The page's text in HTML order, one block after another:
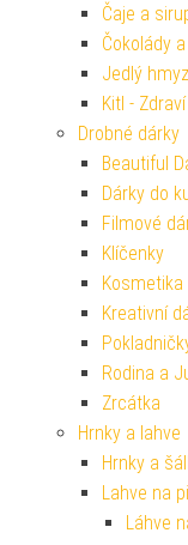
Čaje a
Čokolády
Jedlý hmyz
Kitl -
Drobné dárky
Beautiful
Dárky do
Filmové
Klíčenky
Kosmetika
Kreativní
Rodina a
Zrcátka
Hrnky a lahve
Hrnky a
Lahve na
Láhve